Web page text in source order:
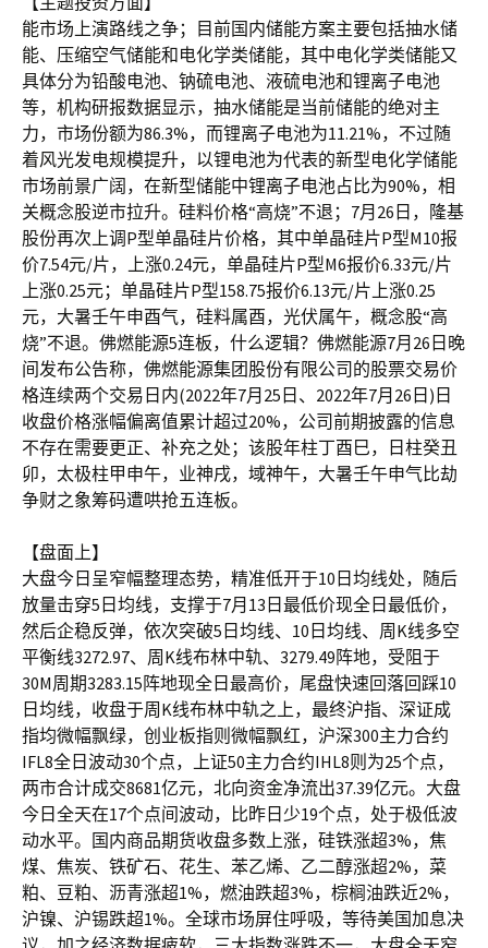
能市场上演路线之争；目前国内储能方案主要包括抽水储
能、压缩空气储能和电化学类储能，其中电化学类储能又
具体分为铅酸电池、钠硫电池、液硫电池和锂离子电池
等，机构研报数据显示，抽水储能是当前储能的绝对主
力，市场份额为86.3%，而锂离子电池为11.21%，不过随
着风光发电规模提升，以锂电池为代表的新型电化学储能
市场前景广阔，在新型储能中锂离子电池占比为90%，相
关概念股逆市拉升。硅料价格“高烧”不退；7月26日，隆基
股份再次上调P型单晶硅片价格，其中单晶硅片P型M10报
价7.54元/片，上涨0.24元，单晶硅片P型M6报价6.33元/片
上涨0.25元；单晶硅片P型158.75报价6.13元/片上涨0.25
元，大暑壬午申酉气，硅料属酉，光伏属午，概念股“高
烧”不退。佛燃能源5连板，什么逻辑？佛燃能源7月26日晚
间发布公告称，佛燃能源集团股份有限公司的股票交易价
格连续两个交易日内(2022年7月25日、2022年7月26日)日
收盘价格涨幅偏离值累计超过20%，公司前期披露的信息
不存在需要更正、补充之处；该股年柱丁酉巳，日柱癸丑
卯，太极柱甲申午，业神戌，域神午，大暑壬午申气比劫
争财之象筹码遭哄抢五连板。
【盘面上】
大盘今日呈窄幅整理态势，精准低开于10日均线处，随后
放量击穿5日均线，支撑于7月13日最低价现全日最低价，
然后企稳反弹，依次突破5日均线、10日均线、周K线多空
平衡线3272.97、周K线布林中轨、3279.49阵地，受阻于
30M周期3283.15阵地现全日最高价，尾盘快速回落回踩10
日均线，收盘于周K线布林中轨之上，最终沪指、深证成
指均微幅飘绿，创业板指则微幅飘红，沪深300主力合约
IFL8全日波动30个点，上证50主力合约IHL8则为25个点，
两市合计成交8681亿元，北向资金净流出37.39亿元。大盘
今日全天在17个点间波动，比昨日少19个点，处于极低波
动水平。国内商品期货收盘多数上涨，硅铁涨超3%，焦
煤、焦炭、铁矿石、花生、苯乙烯、乙二醇涨超2%，菜
粕、豆粕、沥青涨超1%，燃油跌超3%，棕榈油跌近2%，
沪镍、沪锡跌超1%。全球市场屏住呼吸，等待美国加息决